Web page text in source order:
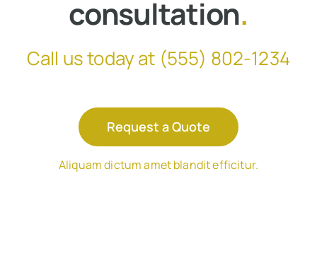
consultation.
Call us today at (555) 802-1234
Request a Quote
Aliquam dictum amet blandit efficitur.